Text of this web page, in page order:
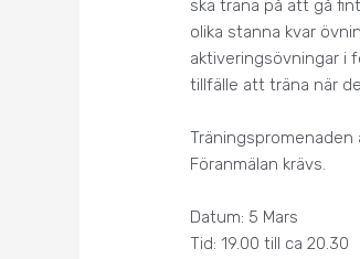
ska träna på att gå
olika stanna kvar
aktiveringsövningar i
tillfälle att träna när
Träningspromenaden
Föranmälan krävs.
Datum: 5 Mars
Tid: 19.00 till ca 20.30